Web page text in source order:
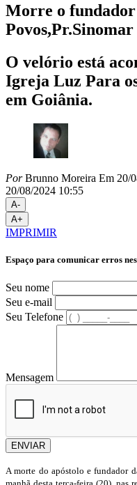
Morre o
O velório está
Igreja Luz Para
em Goiânia.
PorBrunno Moreira Em 20/
20/08/2024 10:55
A-
A+
IMPRIMIR
Espaço para comunicar erros
Seu nome
Seu e-mail
Seu Telefone
Mensagem
ENVIAR
A morte do apóstolo e fundador